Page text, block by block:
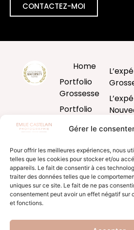
Gérer le
Pour offrir les meilleures expériences, nous
telles que les cookies pour stocker et/ou
appareils. Le fait de consentir à ces
traiter des données telles que le
uniques sur ce site. Le fait de ne pas
consentement peut avoir un effet négatif sur
et fonctions.
CONTACTEZ-MOI
Home
Portfolio
Grossesse
Portfolio
Bébé
Portfolio
Famille
Blog
d’art